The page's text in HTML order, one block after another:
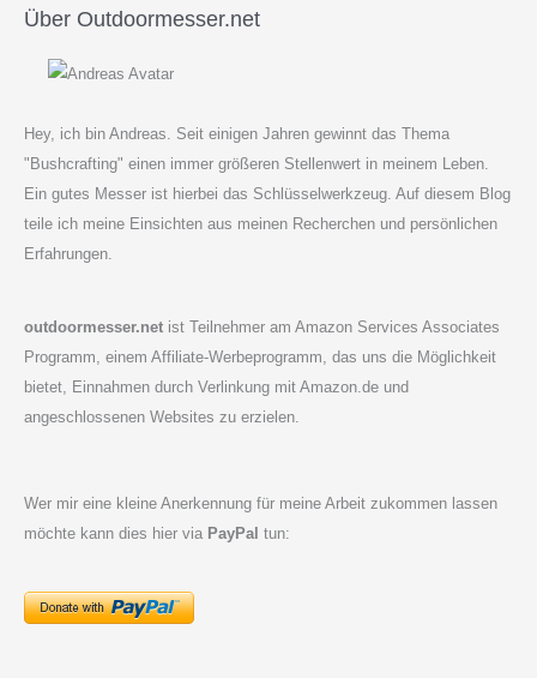
Sleipner?
Über Outdoormesser.net
Hey, ich bin Andreas. Seit einigen Jahren gewinnt das Thema
"Bushcrafting" einen immer größeren Stellenwert in meinem Leben.
Ein gutes Messer ist hierbei das Schlüsselwerkzeug. Auf diesem Blog
teile ich meine Einsichten aus meinen Recherchen und persönlichen
Erfahrungen.
outdoormesser.netist Teilnehmer am Amazon Services Associates
Programm, einem Affiliate-Werbeprogramm, das uns die Möglichkeit
bietet, Einnahmen durch Verlinkung mit Amazon.de und
angeschlossenen Websites zu erzielen.
Wer mir eine kleine Anerkennung für meine Arbeit zukommen lassen
möchte kann dies hier via PayPal tun: